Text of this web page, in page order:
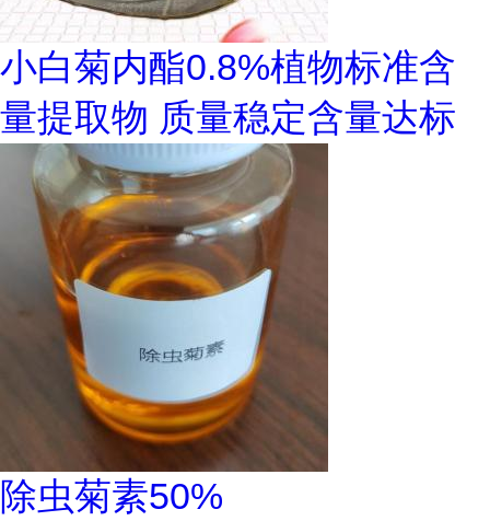
小白菊内酯0.8%植物标准含
量提取物 质量稳定含量达标
除虫菊素50%